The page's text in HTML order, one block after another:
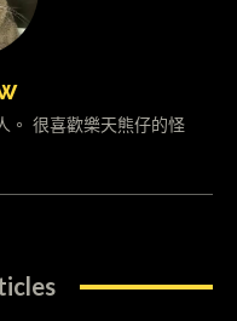
。 很喜歡樂天熊仔的怪